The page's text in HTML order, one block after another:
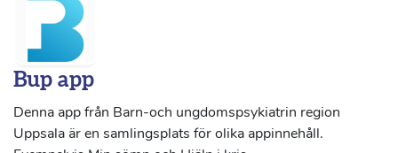
Bup app
Denna app från Barn-och ungdomspsykiatrin region
Uppsala är en samlingsplats för olika appinnehåll.